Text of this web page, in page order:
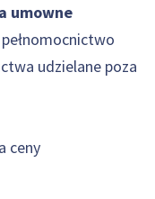
umowne
udzielane poza
ceny